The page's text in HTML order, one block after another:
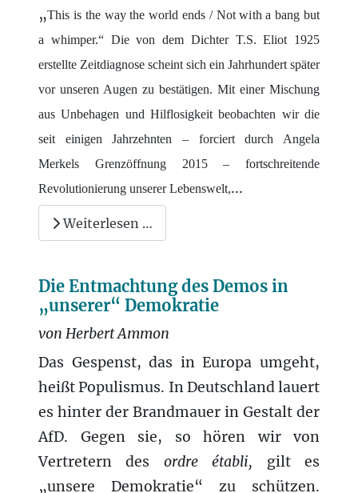
„This is the way the world ends / Not with a bang but
a whimper.“ Die von dem Dichter T.S. Eliot 1925
erstellte Zeitdiagnose scheint sich ein Jahrhundert später
vor unseren Augen zu bestätigen. Mit einer Mischung
aus Unbehagen und Hilflosigkeit beobachten wir die
seit einigen Jahrzehnten – forciert durch Angela
Merkels Grenzöffnung 2015 – fortschreitende
Revolutionierung unserer Lebenswelt,...
Weiterlesen …
Die Entmachtung des Demos in
„unserer“ Demokratie
von Herbert Ammon
Das Gespenst, das in Europa umgeht,
heißt Populismus. In Deutschland lauert
es hinter der Brandmauer in Gestalt der
AfD. Gegen sie, so hören wir von
Vertretern
des ordre établi, gilt es
„unsere Demokratie“ zu schützen.